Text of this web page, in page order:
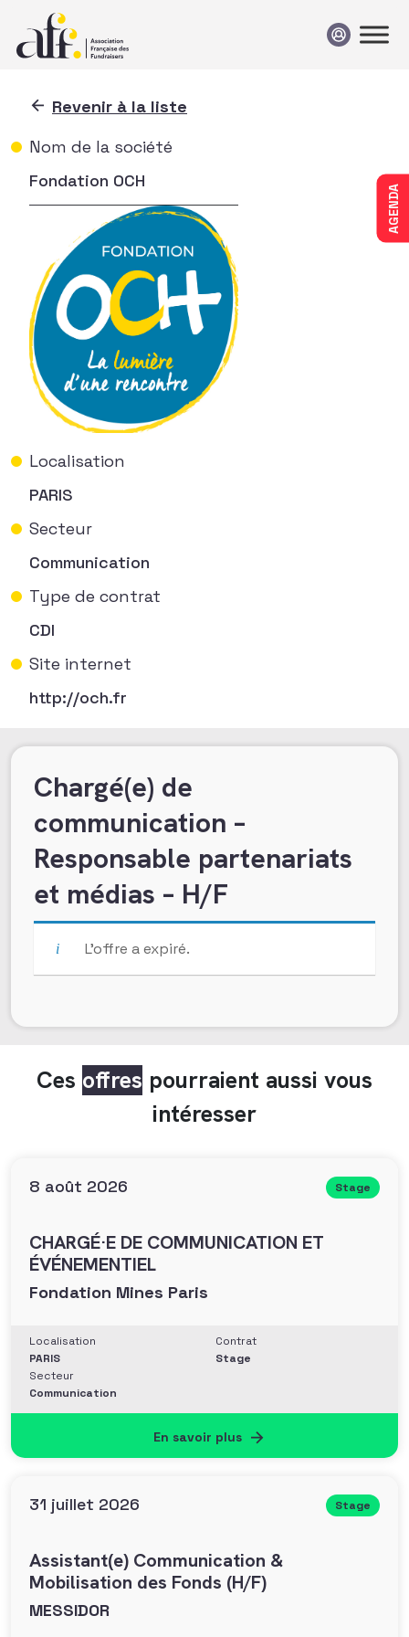
AGENDA
Revenir à la liste
Nom de la société
Fondation OCH
Localisation
PARIS
Secteur
Communication
Type de contrat
CDI
Site internet
http://och.fr
Chargé(e) de
communication –
Responsable partenariats
et médias – H/F
L’offre a expiré.
Ces offres pourraient aussi vous
intéresser
8 août 2026 Stage
CHARGÉ·E DE COMMUNICATION ET
ÉVÉNEMENTIEL
Fondation Mines Paris
Localisation
PARIS
Secteur
Communication
Contrat
Stage
En savoir plus
31 juillet 2026 Stage
Assistant(e) Communication &
Mobilisation des Fonds (H/F)
MESSIDOR